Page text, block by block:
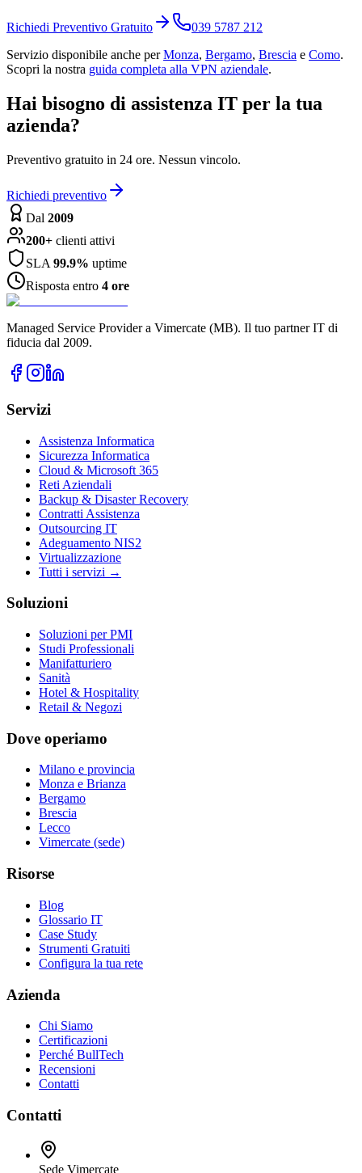
Richiedi Preventivo Gratuito
039 5787 212
Servizio disponibile anche per Monza, Bergamo, Brescia e Como.
Scopri la nostra guida completa alla VPN aziendale.
Hai bisogno di assistenza IT per la tua
azienda?
Preventivo gratuito in 24 ore. Nessun vincolo.
Richiedi preventivo
Dal 2009
200+ clienti attivi
SLA 99.9% uptime
Risposta entro 4 ore
Managed Service Provider a Vimercate (MB). Il tuo partner IT di
fiducia dal 2009.
Servizi
Assistenza Informatica
Sicurezza Informatica
Cloud & Microsoft 365
Reti Aziendali
Backup & Disaster Recovery
Contratti Assistenza
Outsourcing IT
Adeguamento NIS2
Virtualizzazione
Tutti i servizi →
Soluzioni
Soluzioni per PMI
Studi Professionali
Manifatturiero
Sanità
Hotel & Hospitality
Retail & Negozi
Dove operiamo
Milano e provincia
Monza e Brianza
Bergamo
Brescia
Lecco
Vimercate (sede)
Risorse
Blog
Glossario IT
Case Study
Strumenti Gratuiti
Configura la tua rete
Azienda
Chi Siamo
Certificazioni
Perché BullTech
Recensioni
Contatti
Contatti
Sede Vimercate